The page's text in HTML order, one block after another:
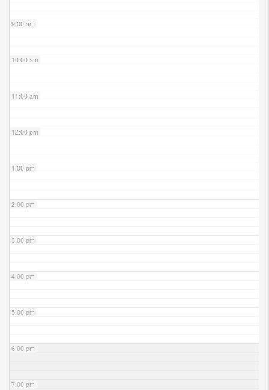
9:00 am
10:00 am
11:00 am
12:00 pm
1:00 pm
2:00 pm
3:00 pm
4:00 pm
5:00 pm
6:00 pm
7:00 pm